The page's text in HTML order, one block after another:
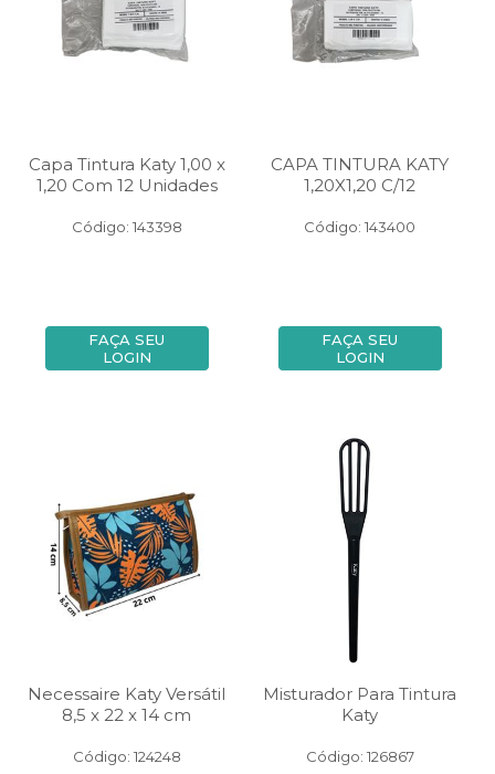
Capa Tintura Katy 1,00 x
1,20 Com 12 Unidades
Código: 143398
FAÇA SEU
LOGIN
CAPA TINTURA KATY
1,20X1,20 C/12
Código: 143400
FAÇA SEU
LOGIN
Necessaire Katy Versátil
8,5 x 22 x 14 cm
Código: 124248
Misturador Para Tintura
Katy
Código: 126867